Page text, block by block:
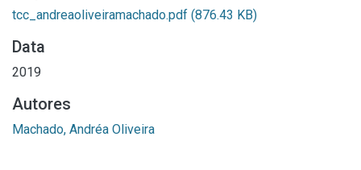
tcc_andreaoliveiramachado.pdf (876.43 KB)
Data
2019
Autores
Machado, Andréa Oliveira